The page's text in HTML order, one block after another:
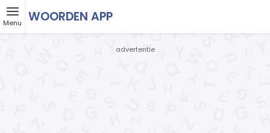
Menu WOORDEN APP
- advertentie -